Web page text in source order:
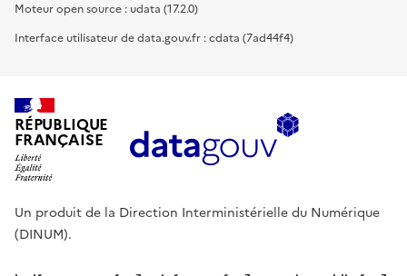
Moteur open source : udata (17.2.0)
Interface utilisateur de data.gouv.fr : cdata (7ad44f4)
RÉPUBLIQUE
FRANÇAISE
Un produit de la Direction Interministérielle du Numérique
(DINUM).